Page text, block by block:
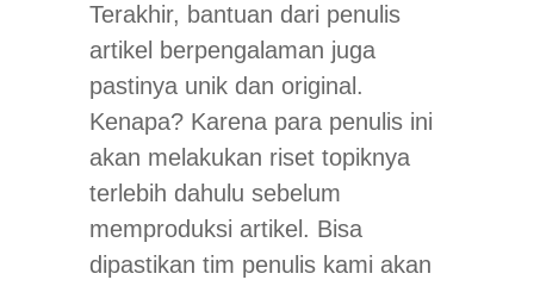
Terakhir, bantuan dari penulis
artikel berpengalaman juga
pastinya unik dan original.
Kenapa? Karena para penulis ini
akan melakukan riset topiknya
terlebih dahulu sebelum
memproduksi artikel. Bisa
dipastikan tim penulis kami akan